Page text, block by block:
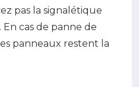
pas la signalétique
cas de panne de
panneaux restent la